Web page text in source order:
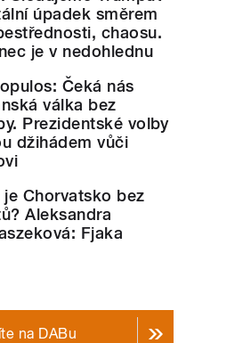
úpadek směrem
chaosu.
je v nedohlednu
Čeká nás
válka bez
Prezidentské volby
džihádem vůči
je Chorvatsko bez
Aleksandra
Fjaka
na DABu